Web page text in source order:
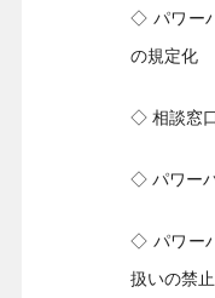
◇ パワー
の規定化
◇ 相談窓
◇ パワー
◇ パワー
扱いの禁止